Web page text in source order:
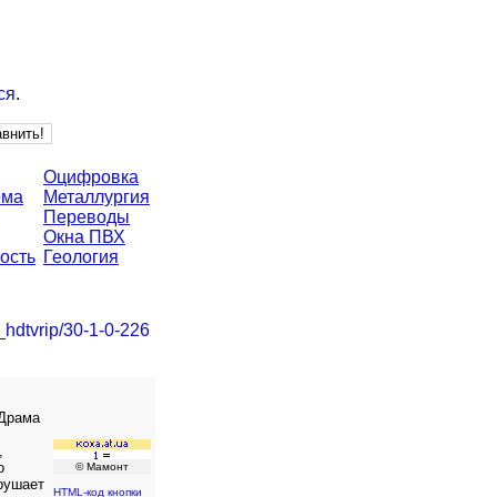
.
Оцифровка
Металлургия
Переводы
Окна ПВХ
Геология
30-1-0-226
© Мамонт
HTML-код кнопки